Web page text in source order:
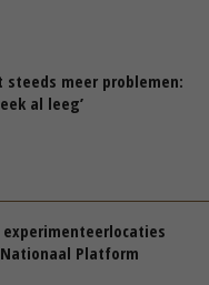
steeds meer problemen:
al leeg’
Platform